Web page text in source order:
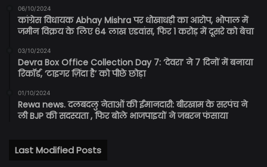
06/10/2024
कांग्रेस विधायक Abhay Mishra पर धोखाधड़ी का आरोप, भोपाल में
जमीन विक्रय के लिए 64 लाख एडवांस, फिर 1 करोड़ में दूसरे को बेचा
03/10/2024
Devra Box Office Collection Day 7: ‘देवरा’ ने 7 दिनों में बनाया
रिकॉर्ड, ‘टाइगर ज़िंदा है’ को पीछे छोड़ा
01/10/2024
Rewa news. दलबदलु नेताओं की ईमानदारी: बीरखाम के सरपंच ने
ली BJP की सदस्यता , फिर बोले भाजपाइयों ने जबरन फंसाया
Last Modified Posts